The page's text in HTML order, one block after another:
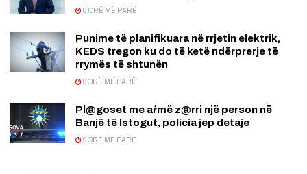
8 ORË MË PARË
Punime të planifikuara në rrjetin elektrik,
KEDS tregon ku do të ketë ndërprerje të
rrymës të shtunën
9 ORË MË PARË
Pl@goset me aŕmë z@rri një person në
Banjë të Istogut, policia jep detaje
9 ORË MË PARË